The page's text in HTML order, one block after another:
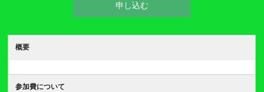
申し込む
概要
参加費について